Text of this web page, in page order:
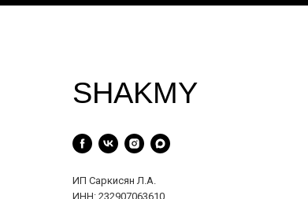
SHAKMY
ИП Саркисян Л.А.
ИНН: 232907063610